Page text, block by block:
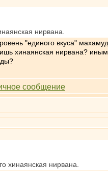
нирвана.
"единого вкуса"
хинаянская нирвана?
хинаянская нирвана.